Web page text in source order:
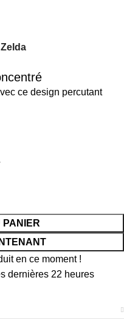
ce design percutant
en ce moment !
dernières 22 heures